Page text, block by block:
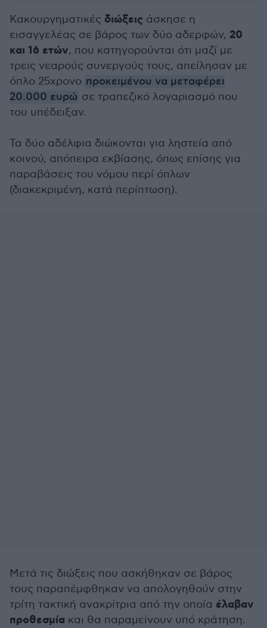
Κακουργηματικές διώξεις άσκησε η
εισαγγελέας σε βάρος των δύο αδερφών, 20
και 16 ετών, που κατηγορούνται ότι μαζί με
τρεις νεαρούς συνεργούς τους, απείλησαν με
όπλο 25χρονο προκειμένου να μεταφέρει
20.000 ευρώ σε τραπεζικό λογαριασμό που
του υπέδειξαν.
Τα δύο αδέλφια διώκονται για ληστεία από
κοινού, απόπειρα εκβίασης, όπως επίσης για
παραβάσεις του νόμου περί όπλων
(διακεκριμένη, κατά περίπτωση).
Μετά τις διώξεις που ασκήθηκαν σε βάρος
τους παραπέμφθηκαν να απολογηθούν στην
τρίτη τακτική ανακρίτρια από την οποία έλαβαν
προθεσμία και θα παραμείνουν υπό κράτηση.